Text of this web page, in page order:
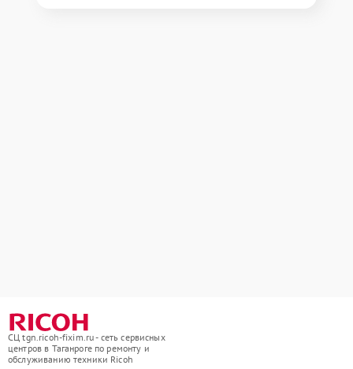
СЦ tgn.ricoh-fixim.ru - сеть сервисных
центров в Таганроге по ремонту и
обслуживанию техники Ricoh